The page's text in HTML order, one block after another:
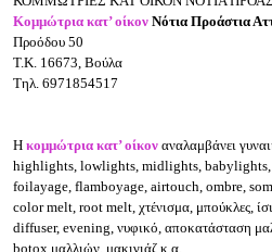
Κομμώτρια κατ’ οίκον Νότια Προάστια
Προόδου 50
Τ.Κ. 16673, Βούλα
Τηλ. 6971854517
Η κομμώτρια κατ’ οίκον αναλαμβάνει
highlights, lowlights, midlights, babylights,
foilayage, flamboyage, airtouch, ombre,
color melt, root melt, χτένισμα, μπούκλες,
diffuser, evening, νυφικό, αποκατάσταση
botox μαλλιών, μακιγιάζ κ.α.